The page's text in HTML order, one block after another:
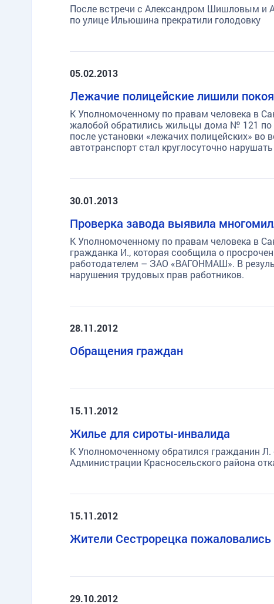
После встречи с Александром Шишловым и
по улице Ильюшина прекратили голодовку
05.02.2013
Лежачие полицейские лишили
К Уполномоченному по правам человека в
жалобой обратились жильцы дома № 121 по
после установки «лежачих полицейских»
автотранспорт стал круглосуточно
30.01.2013
Проверка завода выявила
К Уполномоченному по правам человека в
гражданка И., которая сообщила о
работодателем – ЗАО «ВАГОНМАШ». В
нарушения трудовых прав работников.
28.11.2012
Обращения граждан
15.11.2012
Жилье для сироты-инвалида
К Уполномоченному обратился гражданин
Администрации Красносельского района
15.11.2012
Жители Сестрорецка пожаловались
29.10.2012